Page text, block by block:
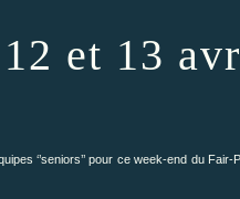
et 13
‘’seniors’’ pour ce week-end du